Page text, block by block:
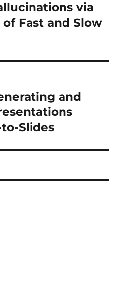
via
of Fast and Slow
and
Slides